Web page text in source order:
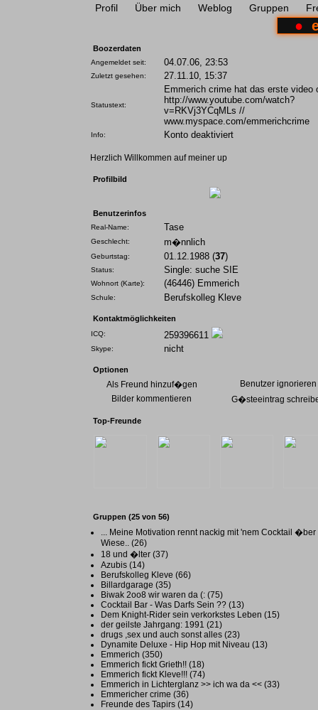
Profil Über mich Weblog Gruppen
●
Boozerdaten
Angemeldet seit: 04.07.06, 23:53
Zuletzt gesehen: 27.11.10, 15:37
Statustext:
Emmerich crime hat das erste video
http://www.youtube.com/watch?
v=RKVj3YCqMLs //
www.myspace.com/emmerichcrime
Info: Konto deaktiviert
Herzlich Willkommen auf meiner up
Profilbild
Benutzerinfos
Real-Name: Tase
Geschlecht: m�nnlich
Geburtstag: 01.12.1988 (37)
Status: Single: suche SIE
Wohnort (Karte): (46446) Emmerich
Schule: Berufskolleg Kleve
Kontaktmöglichkeiten
ICQ: 259396611
Skype: nicht
Optionen
Als Freund hinzuf�gen
Benutzer ignorieren
Bilder kommentieren
G�steeintrag
Top-Freunde
Gruppen (25 von 56)
... Meine Motivation rennt nackig mit 'nem Cocktail �ber
Wiese.. (26)
18 und �lter (37)
Azubis (14)
Berufskolleg Kleve (66)
Billardgarage (35)
Biwak 2oo8 wir waren da (: (75)
Cocktail Bar - Was Darfs Sein ?? (13)
Dem Knight-Rider sein verkorkstes Leben (15)
der geilste Jahrgang: 1991 (21)
drugs ,sex und auch sonst alles (23)
Dynamite Deluxe - Hip Hop mit Niveau (13)
Emmerich (350)
Emmerich fickt Grieth!! (18)
Emmerich fickt Kleve!!! (74)
Emmerich in Lichterglanz >> ich wa da << (33)
Emmericher crime (36)
Freunde des Tapirs (14)